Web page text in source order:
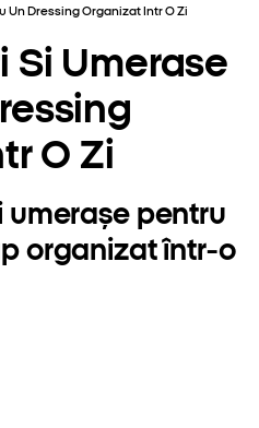
Un Dressing Organizat Intr O Zi
Umerase
O Zi
pentru
organizat într-o